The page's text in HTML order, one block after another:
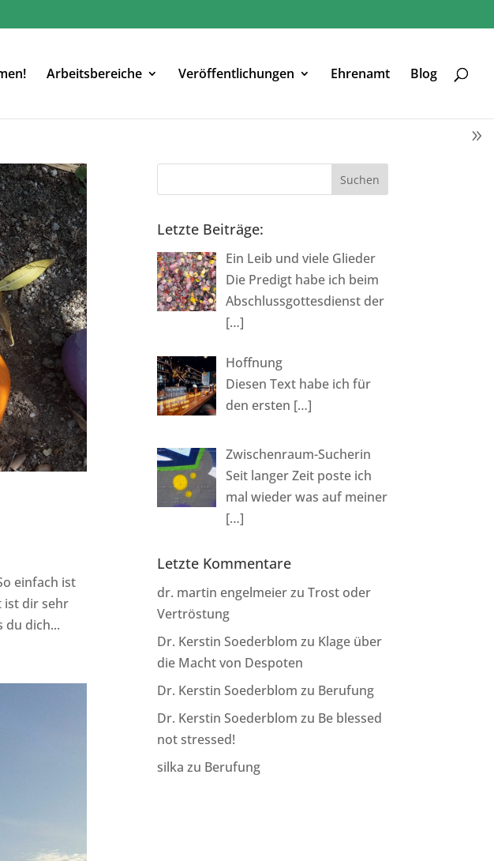
Arbeitsbereiche Veröffentlichungen Ehrenamt Blog
einfach ist
ist dir sehr
du dich...
Letzte Beiträge:
Ein Leib und viele Glieder
Die Predigt habe ich beim
Abschlussgottesdienst der
[…]
Hoffnung
Diesen Text habe ich für
den ersten […]
Zwischenraum-Sucherin
Seit langer Zeit poste ich
mal wieder was auf meiner
[…]
Letzte Kommentare
dr. martin engelmeierzuTrost oder
Vertröstung
Dr. Kerstin Soederblom zu Klage über
die Macht von Despoten
Dr. Kerstin Soederblom zu Berufung
Dr. Kerstin Soederblom zu Be blessed
not stressed!
silka zu Berufung